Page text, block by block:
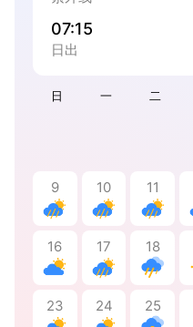
日 一 二
9 10 11
16 17 18
23 24 25
07:15
日出